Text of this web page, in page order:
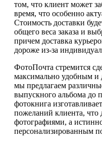
том, что клиент может
время, что особенно
Стоимость доставки
общего веса заказа и
причем доставка
дороже из-за
ФотоПочта стремится
максимально удобным
мы предлагаем
выпускного альбома до
фотокнига
пожеланий клиента, что
фотографиями, а
персонализированным